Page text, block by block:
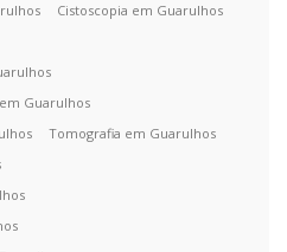
Cistoscopia em Guarulhos
Guarulhos
Tomografia em Guarulhos